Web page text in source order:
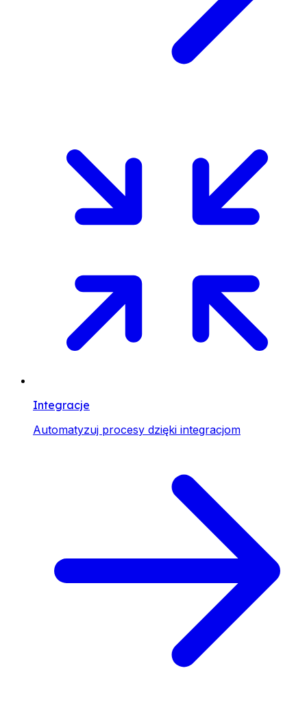
Integracje
Automatyzuj procesy dzięki integracjom